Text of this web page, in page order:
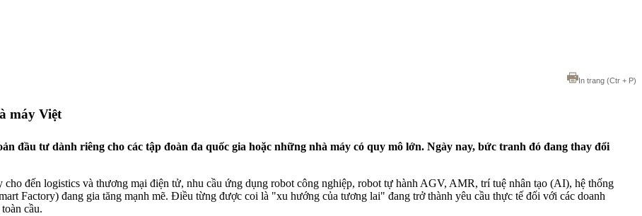
In trang (Ctr + P)
máy Việt
đầu tư dành riêng cho các tập đoàn đa quốc gia hoặc những nhà máy có quy mô lớn. Ngày nay, bức tranh đó đang thay đổi
đến logistics và thương mại điện tử, nhu cầu ứng dụng robot công nghiệp, robot tự hành AGV, AMR, trí tuệ nhân tạo (AI), hệ thống
Factory) đang gia tăng mạnh mẽ. Điều từng được coi là "xu hướng của tương lai" đang trở thành yêu cầu thực tế đối với các doanh
cầu.